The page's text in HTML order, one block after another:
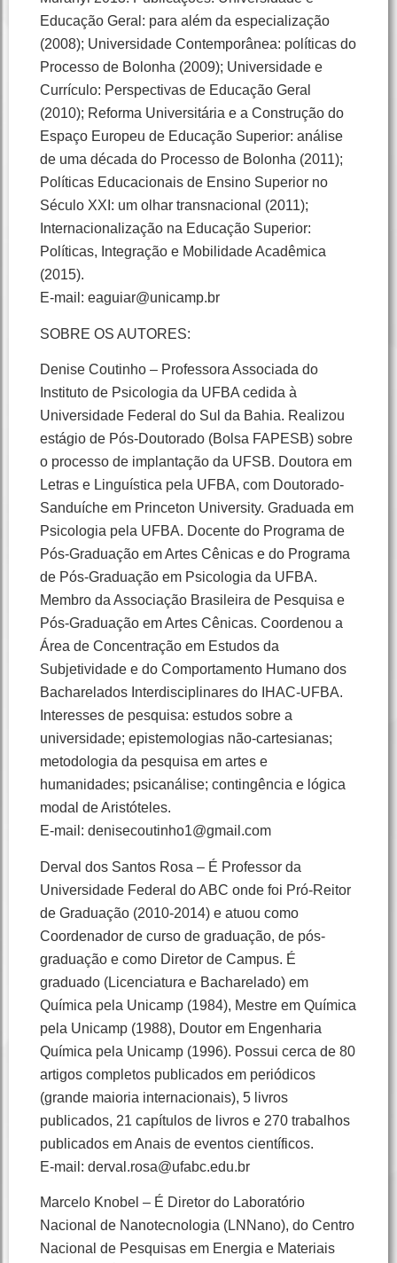
Educação Geral: para além da especialização
(2008); Universidade Contemporânea: políticas do
Processo de Bolonha (2009); Universidade e
Currículo: Perspectivas de Educação Geral
(2010); Reforma Universitária e a Construção do
Espaço Europeu de Educação Superior: análise
de uma década do Processo de Bolonha (2011);
Políticas Educacionais de Ensino Superior no
Século XXI: um olhar transnacional (2011);
Internacionalização na Educação Superior:
Políticas, Integração e Mobilidade Acadêmica
(2015).
E-mail: eaguiar@unicamp.br
SOBRE OS AUTORES:
Denise Coutinho – Professora Associada do
Instituto de Psicologia da UFBA cedida à
Universidade Federal do Sul da Bahia. Realizou
estágio de Pós-Doutorado (Bolsa FAPESB) sobre
o processo de implantação da UFSB. Doutora em
Letras e Linguística pela UFBA, com Doutorado-
Sanduíche em Princeton University. Graduada em
Psicologia pela UFBA. Docente do Programa de
Pós-Graduação em Artes Cênicas e do Programa
de Pós-Graduação em Psicologia da UFBA.
Membro da Associação Brasileira de Pesquisa e
Pós-Graduação em Artes Cênicas. Coordenou a
Área de Concentração em Estudos da
Subjetividade e do Comportamento Humano dos
Bacharelados Interdisciplinares do IHAC-UFBA.
Interesses de pesquisa: estudos sobre a
universidade; epistemologias não-cartesianas;
metodologia da pesquisa em artes e
humanidades; psicanálise; contingência e lógica
modal de Aristóteles.
E-mail: denisecoutinho1@gmail.com
Derval dos Santos Rosa – É Professor da
Universidade Federal do ABC onde foi Pró-Reitor
de Graduação (2010-2014) e atuou como
Coordenador de curso de graduação, de pós-
graduação e como Diretor de Campus. É
graduado (Licenciatura e Bacharelado) em
Química pela Unicamp (1984), Mestre em Química
pela Unicamp (1988), Doutor em Engenharia
Química pela Unicamp (1996). Possui cerca de 80
artigos completos publicados em periódicos
(grande maioria internacionais), 5 livros
publicados, 21 capítulos de livros e 270 trabalhos
publicados em Anais de eventos científicos.
E-mail: derval.rosa@ufabc.edu.br
Marcelo Knobel – É Diretor do Laboratório
Nacional de Nanotecnologia (LNNano), do Centro
Nacional de Pesquisas em Energia e Materiais